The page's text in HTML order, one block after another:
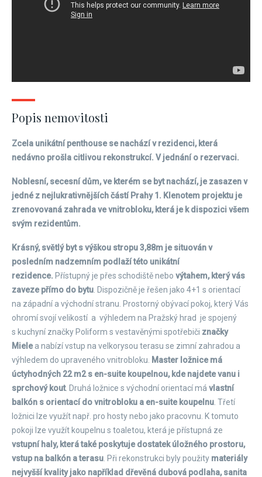
Popis nemovitosti
Zcela unikátní penthouse se nachází v rezidenci, která
nedávno prošla citlivou rekonstrukcí. V jednání o rezervaci.
Noblesní, secesní dům, ve kterém se byt nachází, je zasazen v
jedné z nejlukrativnějších částí Prahy 1. Klenotem projektu je
zrenovovaná zahrada ve vnitrobloku, která je k dispozici všem
svým rezidentům.
Krásný, světlý byt s výškou stropu 3,88m je situován v
posledním nadzemním podlaží této unikátní
rezidence. Přístupný je přes schodiště nebo výtahem, který vás
zaveze přímo do bytu . Dispozičně je řešen jako 4+1 s orientací
na západní a východní stranu. Prostorný obývací pokoj, který Vás
ohromí svojí velikostí a výhledem na Pražský hrad je spojený
s kuchyní značky Poliform s vestavěnými spotřebiči značky
Mielea nabízí vstup na velkorysou terasu se zimní zahradou a
výhledem do upraveného vnitrobloku.
Master ložnice má
úctyhodných 22 m2 s en-suite koupelnou, kde najdete vanu i
sprchový kout. Druhá ložnice s východní orientací má vlastní
balkón s orientací do vnitrobloku a en-suite koupelnu . Třetí
ložnici lze využít např. pro hosty nebo jako pracovnu. K tomuto
pokoji lze využít koupelnu s toaletou, která je přístupná ze
vstupní haly, která také poskytuje dostatek úložného prostoru,
vstup na balkón a terasu . Při rekonstrukci byly použity materiály
nejvyšší kvality jako například dřevěná dubová podlaha, sanita